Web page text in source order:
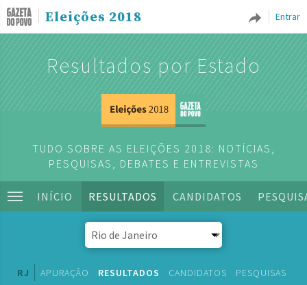
Entrar
Eleições 2018
Resultados por Estado
TUDO SOBRE AS ELEIÇÕES 2018: NOTÍCIAS,
PESQUISAS, DEBATES E ENTREVISTAS
INÍCIO RESULTADOS CANDIDATOS
RJ APURAÇÃO RESULTADOS CANDIDATOS PESQUISAS